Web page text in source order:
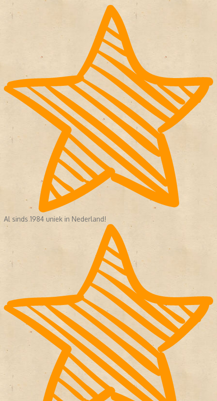
Al sinds 1984 uniek in Nederland!